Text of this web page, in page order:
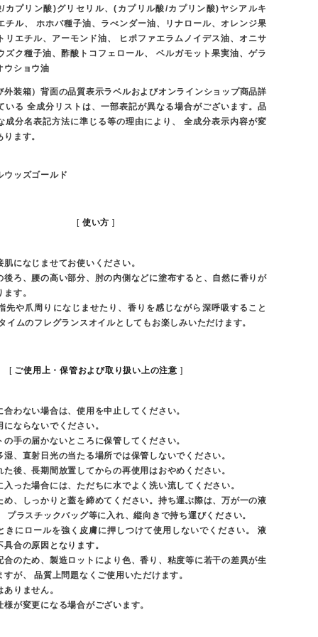
カプリン酸)グリセリル、(カプリル酸/カプリン酸)ヤシアルキ
チル、 ホホバ種子油、ラべンダー油、リナロール、オレンジ果
リエチル、アーモンド油、 ヒポファエラムノイデス油、オニサ
ズク種子油、酢酸トコフェロール、 ベルガモット果実油、ゲラ
ウショウ油
外装箱）背面の品質表示ラベルおよびオンラインショップ商品詳
いる 全成分リストは、一部表記が異なる場合がございます。品
成分名表記方法に準じる等の理由により、 全成分表示内容が変
ます。
ウッズゴールド
使い方
になじませてお使いください。
後ろ、腰の高い部分、肘の内側などに塗布すると、自然に香りが
す。
先や爪周りになじませたり、香りを感じながら深呼吸すること
イムのフレグランスオイルとしてもお楽しみいただけます。
ご使用上・保管および取り扱い上の注意
わない場合は、使用を中止してください。
ならないでください。
手の届かないところに保管してください。
、直射日光の当たる場所では保管しないでください。
後、長期間放置してからの再使用はおやめください。
入った場合には、ただちに水でよく洗い流してください。
め、しっかりと蓋を締めてください。持ち運ぶ際は、万が一の液
プラスチックバッグ等に入れ、縦向きで持ち運びください。
きにロールを強く皮膚に押しつけて使用しないでください。 液
合の原因となります。
合のため、製造ロットにより色、香り、粘度等に若干の差異が生
が、 品質上問題なくご使用いただけます。
りません。
が変更になる場合がございます。